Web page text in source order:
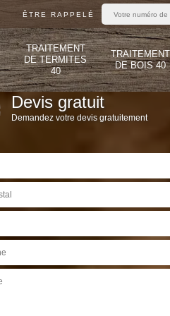
ÊTRE RAPPELÉ
TRAITEMENT
DE TERMITES
40
TRAITEMENT
DE BOIS 40
Devis gratuit
Demandez votre devis gratuitement